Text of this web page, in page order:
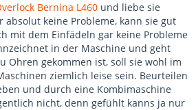
Bernina L460 und liebe sie
absolut keine Probleme, kann sie gut
mit dem Einfädeln gar keine Probleme
in der Maschine und geht
Ohren gekommen ist, soll sie wohl im
ziemlich leise sein. Beurteilen
und durch eine Kombimaschine
nicht, denn gefühlt kanns ja nur